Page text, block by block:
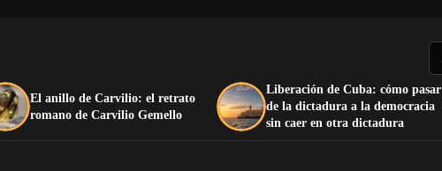
El anillo de Carvilio: el retrato
romano de Carvilio Gemello
Liberación de Cuba: cómo pasar
de la dictadura a la democracia
sin caer en otra dictadura